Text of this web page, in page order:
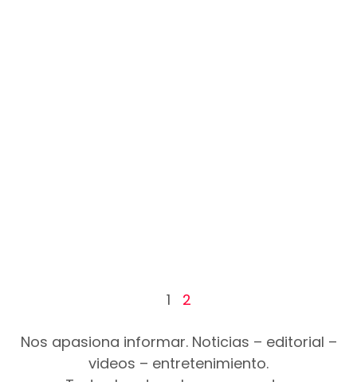
1 2
Nos apasiona informar. Noticias – editorial –
videos – entretenimiento.